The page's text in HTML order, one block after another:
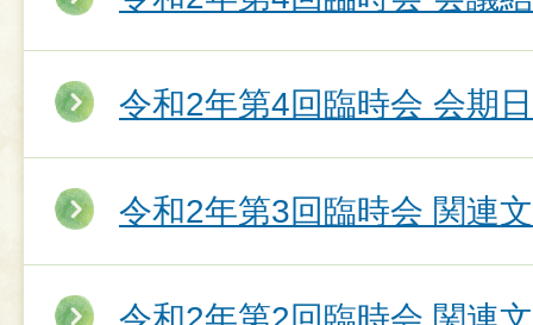
令和2年第4回臨時会 会期
令和2年第3回臨時会 関連